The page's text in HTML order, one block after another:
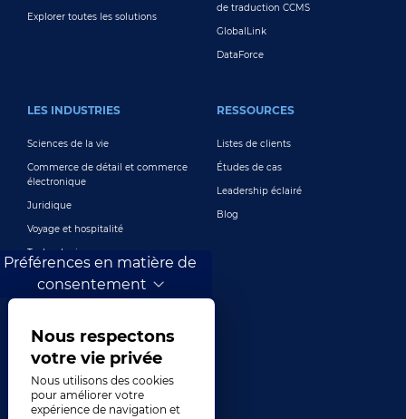
Explorer toutes les solutions
de traduction CCMS
GlobalLink
DataForce
LES INDUSTRIES
Sciences de la vie
Commerce de détail et commerce
électronique
Juridique
Voyage et hospitalité
Technologie
Jeux
Marketing numérique et publicité
RESSOURCES
Listes de clients
Études de cas
Leadership éclairé
Blog
Préférences en matière de
consentement
Nous respectons
votre vie privée
Nous utilisons des cookies
pour améliorer votre
expérience de navigation et